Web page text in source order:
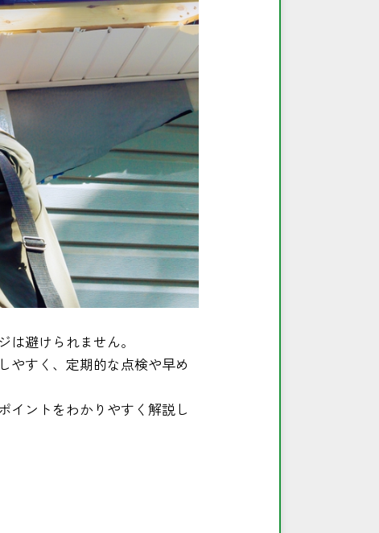
避けられません。
やすく、定期的な点検や早め
イントをわかりやすく解説し